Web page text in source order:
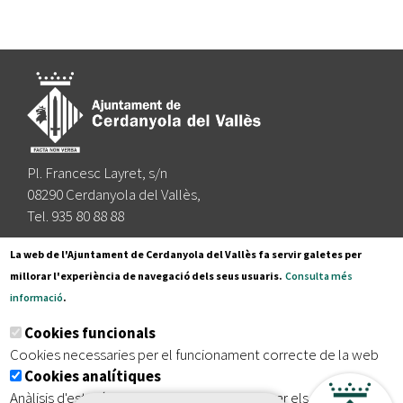
Pl. Francesc Layret, s/n
08290 Cerdanyola del Vallès,
Tel. 935 80 88 88
Segueix-nos a:
Subscriu-te al nostre butlletí
Inici | Avís legal | Protecció de dades Mapa del lloc
La web de l'Ajuntament de Cerdanyola del Vallès fa servir galetes per
millorar l'experiència de navegació dels seus usuaris. Consulta més
informació.
Cookies funcionals
Cookies necessaries per el funcionament correcte de la web
Cookies analítiques
Anàlisis d'estadístiques que permeten millorar els serveis del